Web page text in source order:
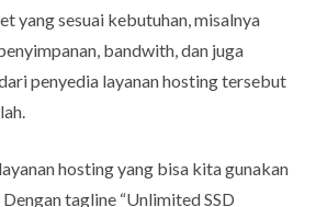
yang sesuai kebutuhan, misalnya
bandwith, dan juga
penyedia layanan hosting tersebut
hosting yang bisa kita gunakan
tagline “Unlimited SSD